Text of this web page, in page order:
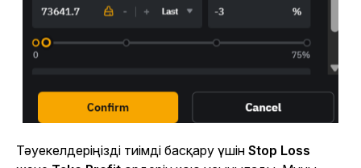
Тәуекелдеріңізді тиімді басқару үшін Stop Loss